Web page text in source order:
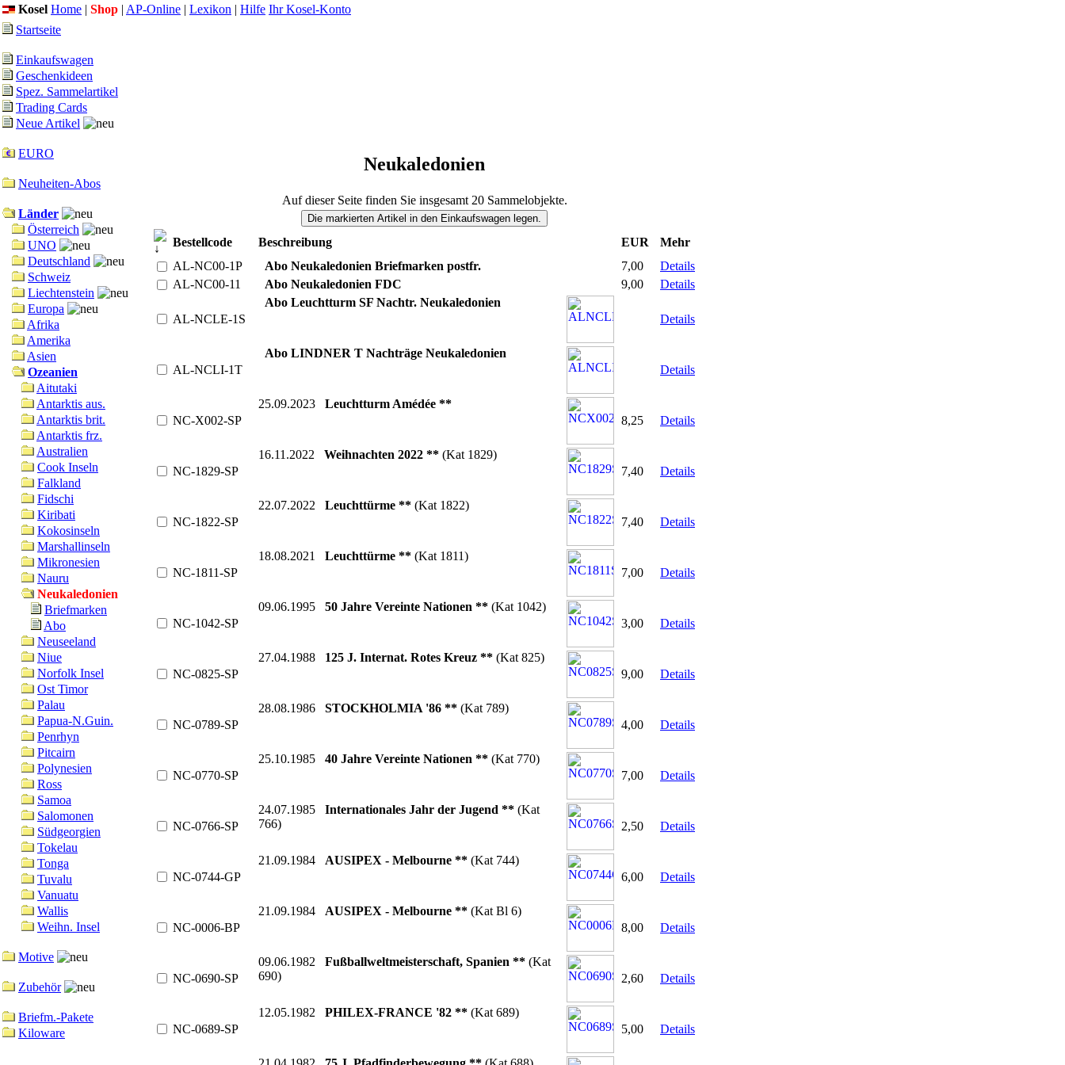
Kosel Home | Shop | AP-Online | Lexikon | Hilfe Ihr Kosel-Konto
Startseite
Einkaufswagen
Geschenkideen
Spez. Sammelartikel
Trading Cards
Neue Artikel
EURO
Neuheiten-Abos
Länder
Österreich
UNO
Deutschland
Schweiz
Liechtenstein
Europa
Afrika
Amerika
Asien
Ozeanien
Aitutaki
Antarktis aus.
Antarktis brit.
Antarktis frz.
Australien
Cook Inseln
Falkland
Fidschi
Kiribati
Kokosinseln
Marshallinseln
Mikronesien
Nauru
Neukaledonien
Briefmarken
Abo
Neuseeland
Niue
Norfolk Insel
Ost Timor
Palau
Papua-N.Guin.
Penrhyn
Pitcairn
Polynesien
Ross
Samoa
Salomonen
Südgeorgien
Tokelau
Tonga
Tuvalu
Vanuatu
Wallis
Weihn. Insel
Motive
Zubehör
Briefm.-Pakete
Kiloware
Neukaledonien
Auf dieser Seite finden Sie insgesamt 20 Sammelobjekte.
Bestellcode Beschreibung EUR
Mehr
AL-NC00-1P
Abo Neukaledonien Briefmarken postfr. 7,00
Details
AL-NC00-11
Abo Neukaledonien FDC 9,00 Details
AL-NCLE-1S
Abo Leuchtturm SF Nachtr. Neukaledonien
Details
AL-NCLI-1T
Abo LINDNER T Nachträge Neukaledonien
Details
NC-X002-SP
25.09.2023 Leuchtturm Amédée **
8,25
Details
NC-1829-SP
16.11.2022 Weihnachten 2022 ** (Kat 1829)
7,40
Details
NC-1822-SP
22.07.2022 Leuchttürme ** (Kat 1822)
7,40
Details
NC-1811-SP
18.08.2021 Leuchttürme ** (Kat 1811)
7,00
Details
NC-1042-SP
09.06.1995 50 Jahre Vereinte Nationen ** (Kat 1042)
3,00
Details
NC-0825-SP
27.04.1988 125 J. Internat. Rotes Kreuz ** (Kat 825)
9,00
Details
NC-0789-SP
28.08.1986 STOCKHOLMIA '86 ** (Kat 789)
4,00
Details
NC-0770-SP
25.10.1985 40 Jahre Vereinte Nationen ** (Kat 770)
7,00
Details
NC-0766-SP
24.07.1985 Internationales Jahr der Jugend ** (Kat
766)
2,50 Details
NC-0744-GP
21.09.1984 AUSIPEX - Melbourne ** (Kat 744)
6,00
Details
NC-0006-BP
21.09.1984 AUSIPEX - Melbourne ** (Kat Bl 6)
8,00
Details
NC-0690-SP
09.06.1982 Fußballweltmeisterschaft, Spanien ** (Kat
690)
2,60 Details
NC-0689-SP
12.05.1982 PHILEX-FRANCE '82 ** (Kat 689)
5,00
Details